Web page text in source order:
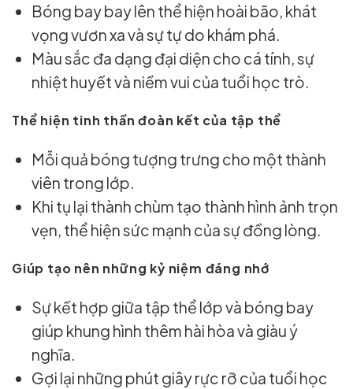
Bóng bay bay lên thể hiện hoài bão, khát
vọng vươn xa và sự tự do khám phá.
Màu sắc đa dạng đại diện cho cá tính, sự
nhiệt huyết và niềm vui của tuổi học trò.
Thể hiện tinh thần đoàn kết của tập thể
Mỗi quả bóng tượng trưng cho một thành
viên trong lớp.
Khi tụ lại thành chùm tạo thành hình ảnh trọn
vẹn, thể hiện sức mạnh của sự đồng lòng.
Giúp tạo nên những kỷ niệm đáng nhớ
Sự kết hợp giữa tập thể lớp và bóng bay
giúp khung hình thêm hài hòa và giàu ý
nghĩa.
Gợi lại những phút giây rực rỡ của tuổi học